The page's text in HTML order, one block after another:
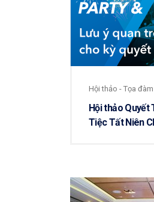
Hội thảo - Tọa đàm
Hội thảo Quyết
Tiệc Tất Niên